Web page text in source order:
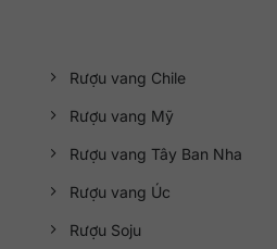
Rượu vang Chile
Rượu vang Mỹ
Rượu vang Tây Ban Nha
Rượu vang Úc
Rượu Soju